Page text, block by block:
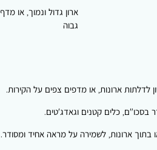
ארון גדול ונמוך, או מדף
גבוה
לדלתות ארונות, או מדפים צפים על הקירות.
בסכו"ם, כלים קטנים וגאדג'טים.
ארונות, לשמירה על מראה אחיד ומסודר.